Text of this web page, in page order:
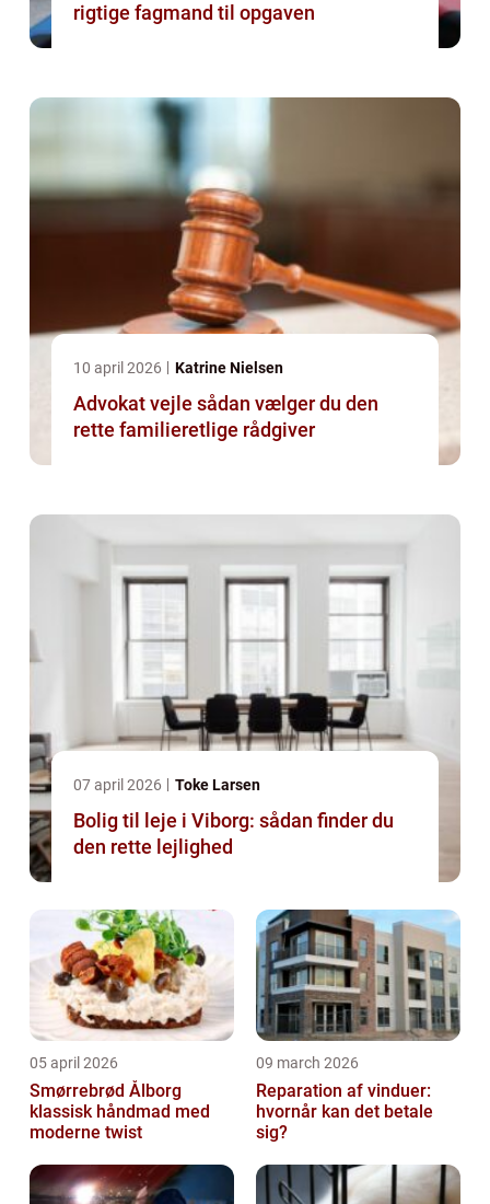
rigtige fagmand til opgaven
10 april 2026 Katrine Nielsen
Advokat vejle sådan vælger du den
rette familieretlige rådgiver
07 april 2026 Toke Larsen
Bolig til leje i Viborg: sådan finder du
den rette lejlighed
05 april 2026
Smørrebrød Ålborg
klassisk håndmad med
moderne twist
09 march 2026
Reparation af vinduer:
hvornår kan det betale
sig?